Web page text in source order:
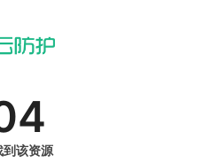
到该资源